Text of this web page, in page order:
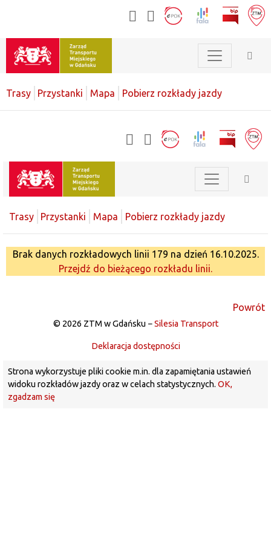
Trasy Przystanki Mapa Pobierz rozkłady jazdy
Trasy Przystanki Mapa Pobierz rozkłady jazdy
Brak danych rozkładowych linii 179 na dzień 16.10.2025.
Przejdź do bieżącego rozkładu linii.
Powrót
© 2026 ZTM w Gdańsku −Silesia Transport
Deklaracja dostępności
Strona wykorzystuje pliki cookie m.in. dla zapamiętania ustawień
widoku rozkładów jazdy oraz w celach statystycznych. OK,
zgadzam się